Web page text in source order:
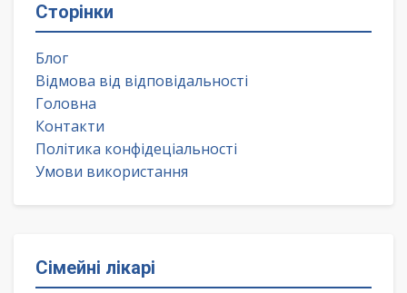
Сторінки
Блог
Відмова від відповідальності
Головна
Контакти
Політика конфідеціальності
Умови використання
Сімейні лікарі